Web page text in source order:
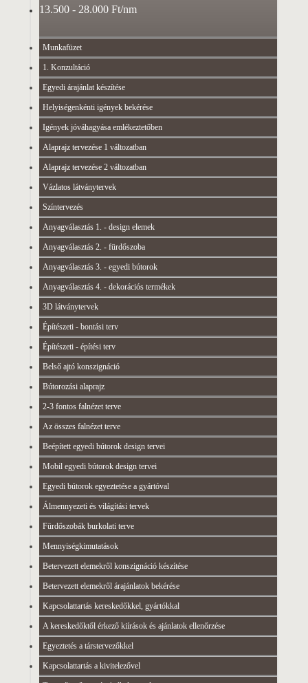
13.500 - 28.000 Ft/nm
Munkafüzet
1. Konzultáció
Egyedi árajánlat készítése
Helyiségenkénti igények bekérése
Igények jóváhagyása emlékeztetőben
Alaprajz tervezése 1 változatban
Alaprajz tervezése 2 változatban
Vázlatos látványtervek
Színtervezés
Anyagválasztás 1. - design elemek
Anyagválasztás 2. - fürdőszoba
Anyagválasztás 3. - egyedi bútorok
Anyagválasztás 4. - dekorációs termékek
3D látványtervek
Építészeti - bontási terv
Építészeti - építési terv
Belső ajtó konszignáció
Bútorozási alaprajz
2-3 fontos falnézet terve
Az összes falnézet terve
Beépített egyedi bútorok design tervei
Mobil egyedi bútorok design tervei
Egyedi bútorok egyeztetése a gyártóval
Álmennyezeti és világítási tervek
Fürdőszobák burkolati terve
Mennyiségkimutatások
Betervezett elemekről konszignáció készítése
Betervezett elemekről árajánlatok bekérése
Kapcsolattartás kereskedőkkel, gyártókkal
A kereskedőktől érkező kiírások és ajánlatok ellenőrzése
Egyeztetés a társtervezőkkel
Kapcsolattartás a kivitelezővel